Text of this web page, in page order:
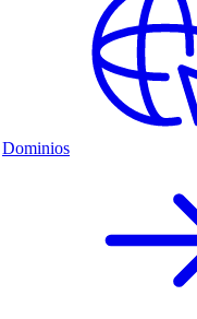
Dominios